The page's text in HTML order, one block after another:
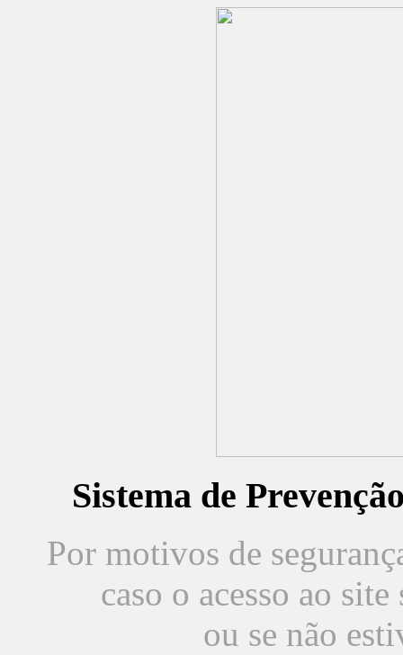
Sistema de
Por motivos de
caso o acesso ao
ou se não